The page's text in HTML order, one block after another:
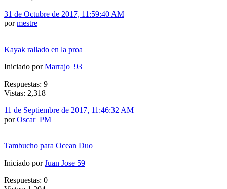
31 de Octubre de 2017, 11:59:40 AM
pormestre
Kayak rallado en la proa
Iniciado porMarrajo_93
Respuestas: 9
Vistas: 2,318
11 de Septiembre de 2017, 11:46:32 AM
porOscar_PM
Tambucho para Ocean Duo
Iniciado porJuan Jose 59
Respuestas: 0